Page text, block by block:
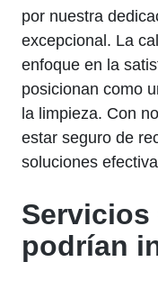
por nuestra
excepcional. La
enfoque en la
posicionan como
la limpieza. Con
estar seguro de
soluciones
podrían